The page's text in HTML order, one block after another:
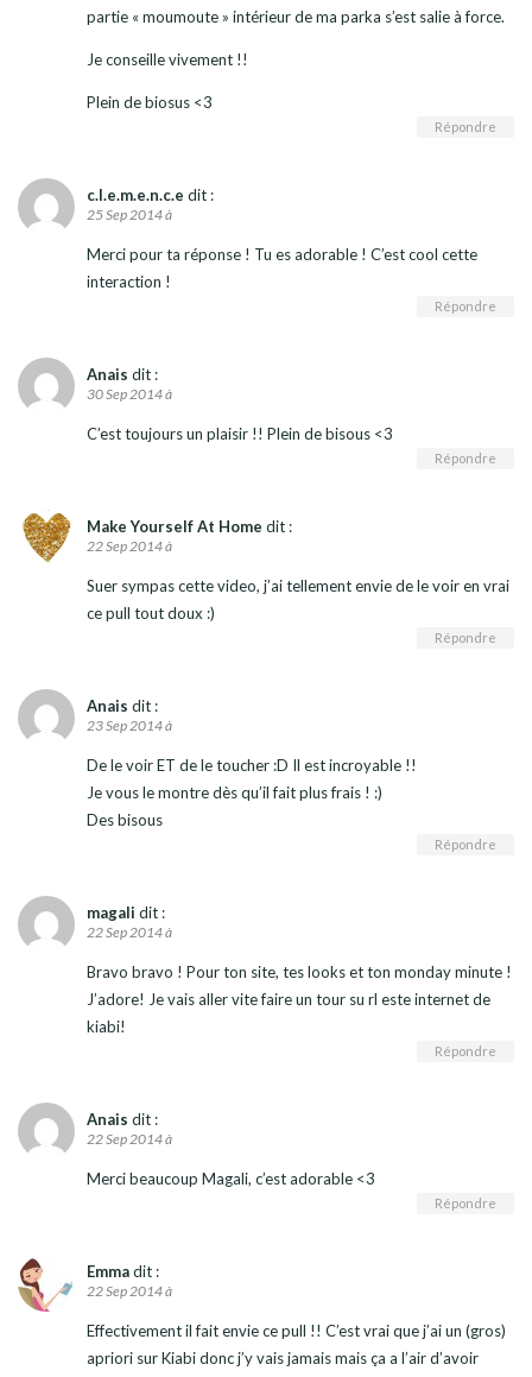
partie « moumoute » intérieur de ma parka s’est salie à force.
Je conseille vivement !!
Plein de biosus <3
Répondre
c.l.e.m.e.n.c.e dit :
25 Sep 2014 à
Merci pour ta réponse ! Tu es adorable ! C’est cool cette
interaction !
Répondre
Anais dit :
30 Sep 2014 à
C’est toujours un plaisir !! Plein de bisous <3
Répondre
Make Yourself At Home dit :
22 Sep 2014 à
Suer sympas cette video, j’ai tellement envie de le voir en vrai
ce pull tout doux :)
Répondre
Anais dit :
23 Sep 2014 à
De le voir ET de le toucher :D Il est incroyable !!
Je vous le montre dès qu’il fait plus frais ! :)
Des bisous
Répondre
magali dit :
22 Sep 2014 à
Bravo bravo ! Pour ton site, tes looks et ton monday minute !
J’adore! Je vais aller vite faire un tour su rl este internet de
kiabi!
Répondre
Anais dit :
22 Sep 2014 à
Merci beaucoup Magali, c’est adorable <3
Répondre
Emmadit :
22 Sep 2014 à
Effectivement il fait envie ce pull !! C’est vrai que j’ai un (gros)
apriori sur Kiabi donc j’y vais jamais mais ça a l’air d’avoir